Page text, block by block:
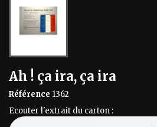
Ah ! ça ira, ça ira
Référence 1362
Ecouter l'extrait du carton :